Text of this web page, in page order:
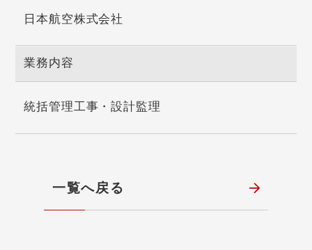
日本航空株式会社
業務内容
統括管理工事・設計監理
一覧へ戻る